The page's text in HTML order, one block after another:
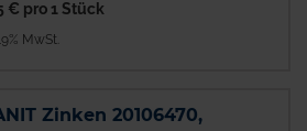
€ pro 1 Stück
MwSt.
Zinken 20106470,